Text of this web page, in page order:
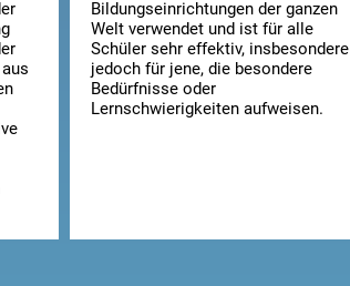
Bildungseinrichtungen der ganzen
Welt verwendet und ist für alle
Schüler sehr effektiv, insbesondere
jedoch für jene, die besondere
Bedürfnisse oder
Lernschwierigkeiten aufweisen.